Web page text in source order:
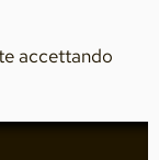
accettando